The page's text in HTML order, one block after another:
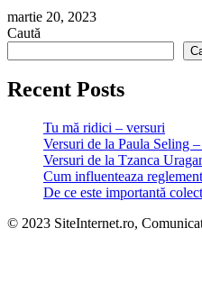
martie 20, 2023
Caută
Recent Posts
Tu mă ridici – versuri
Versuri de la Paula Seling
Versuri de la Tzanca
Cum influenteaza
De ce este importantă
© 2023 SiteInternet.ro,